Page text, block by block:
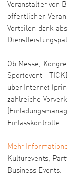
Veranstalter von
öffentlichen
Vorteilen dank
Ob Messe,
Sportevent -
über Internet
zahlreiche
Einlasskontrolle.
Mehr
Kulturevents,
Business Events.